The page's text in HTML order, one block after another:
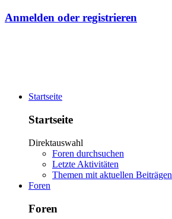
Anmelden oder registrieren
Startseite
Startseite
Direktauswahl
Foren durchsuchen
Letzte Aktivitäten
Themen mit aktuellen Beiträgen
Foren
Foren